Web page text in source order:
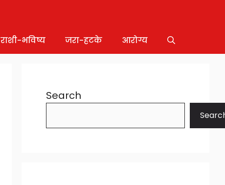
राशी-भविष्य जरा-हटके आरोग्य
Search